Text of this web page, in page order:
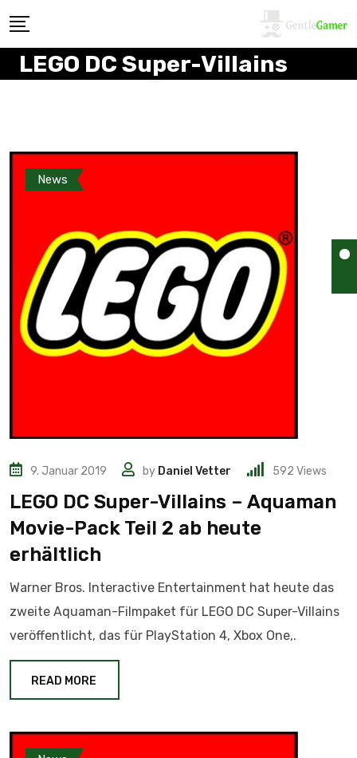
LEGO DC Super-Villains
News
9. Januar 2019 by Daniel Vetter 592 Views
LEGO DC Super-Villains – Aquaman
Movie-Pack Teil 2 ab heute
erhältlich
Warner Bros. Interactive Entertainment hat heute das
zweite Aquaman-Filmpaket für LEGO DC Super-Villains
veröffentlicht, das für PlayStation 4, Xbox One,.
READ MORE